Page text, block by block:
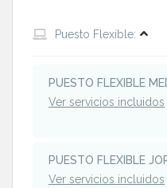
Puesto Flexible:
PUESTO FLEXIBLE
Ver servicios incluidos
PUESTO FLEXIBLE
Ver servicios incluidos